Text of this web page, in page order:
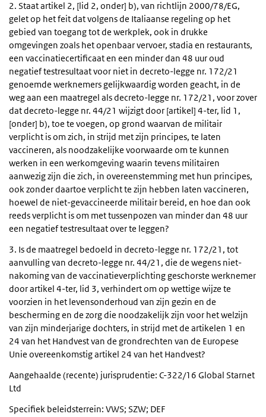
2. Staat artikel 2, [lid 2, onder] b), van richtlijn 2000/78/EG,
gelet op het feit dat volgens de Italiaanse regeling op het
gebied van toegang tot de werkplek, ook in drukke
omgevingen zoals het openbaar vervoer, stadia en restaurants,
een vaccinatiecertificaat en een minder dan 48 uur oud
negatief testresultaat voor niet in decreto-legge nr. 172/21
genoemde werknemers gelijkwaardig worden geacht, in de
weg aan een maatregel als decreto-legge nr. 172/21, voor zover
dat decreto-legge nr. 44/21 wijzigt door [artikel] 4-ter, lid 1,
[onder] b), toe te voegen, op grond waarvan de militair
verplicht is om zich, in strijd met zijn principes, te laten
vaccineren, als noodzakelijke voorwaarde om te kunnen
werken in een werkomgeving waarin tevens militairen
aanwezig zijn die zich, in overeenstemming met hun principes,
ook zonder daartoe verplicht te zijn hebben laten vaccineren,
hoewel de niet-gevaccineerde militair bereid, en hoe dan ook
reeds verplicht is om met tussenpozen van minder dan 48 uur
een negatief testresultaat over te leggen?
3. Is de maatregel bedoeld in decreto-legge nr. 172/21, tot
aanvulling van decreto-legge nr. 44/21, die de wegens niet-
nakoming van de vaccinatieverplichting geschorste werknemer
door artikel 4-ter, lid 3, verhindert om op wettige wijze te
voorzien in het levensonderhoud van zijn gezin en de
bescherming en de zorg die noodzakelijk zijn voor het welzijn
van zijn minderjarige dochters, in strijd met de artikelen 1 en
24 van het Handvest van de grondrechten van de Europese
Unie overeenkomstig artikel 24 van het Handvest?
Aangehaalde (recente) jurisprudentie: C-322/16 Global Starnet
Ltd
Specifiek beleidsterrein: VWS; SZW; DEF